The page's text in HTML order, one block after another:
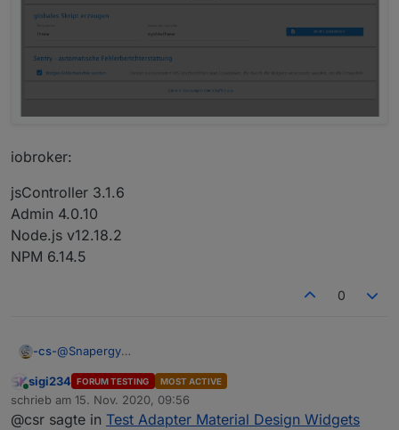
iobroker:
jsController 3.1.6
Admin 4.0.10
Node.js v12.18.2
NPM 6.14.5
0
-cs-@Snapergy
Hallo, bitte steinigt mich nicht, habe jetzt die "alten"
Threads durch, bis ich gemerkt habe, dass dies
anscheinend der aktuelle ist. evtl. habe ich dabei was
Online
sigi234 FORUM TESTING MOST ACTIVE
schrieb am 15. Nov. 2020, 09:56
zuletzt editiert von
@csr sagte in Test Adapter Material Design Widgets